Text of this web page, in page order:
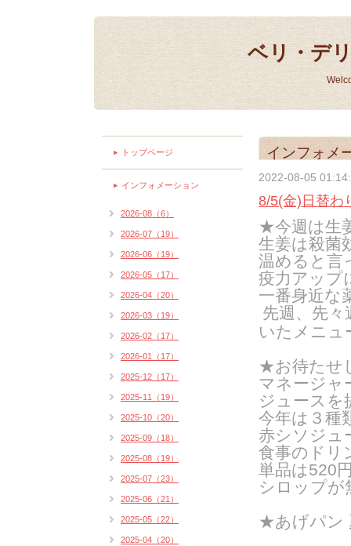
ベリ・デ
インフォメ
2022-08-05
8/5(金)日替わ
★今週は生
生姜は殺菌
温めると言
疫力アップ
一番身近な
先週、先々
いたメニュ
★お待たせ
マネージャ
ジュースを
今年は３種
赤シソジュ
食事のドリ
単品は520
シロップが
★あげパン
トップページ
インフォメーション
2026-08（6）
2026-07（19）
2026-06（19）
2026-05（17）
2026-04（20）
2026-03（19）
2026-02（17）
2026-01（17）
2025-12（17）
2025-11（19）
2025-10（20）
2025-09（18）
2025-08（19）
2025-07（23）
2025-06（21）
2025-05（22）
2025-04（20）